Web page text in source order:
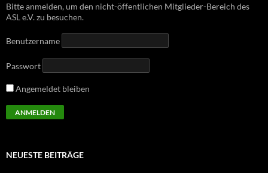
Bitte anmelden, um den nicht-öffentlichen Mitglieder-Bereich des
ASL e.V. zu besuchen.
Benutzername
Passwort
Angemeldet bleiben
NEUESTE BEITRÄGE